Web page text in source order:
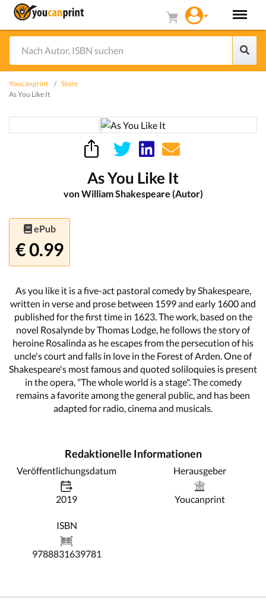
Youcanprint
Store
As You Like It
As You Like It
von William Shakespeare (Autor)
ePub
€ 0.99
As you like it is a five-act pastoral comedy by Shakespeare,
written in verse and prose between 1599 and early 1600 and
published for the first time in 1623. The work, based on the
novel Rosalynde by Thomas Lodge, he follows the story of
heroine Rosalinda as he escapes from the persecution of his
uncle's court and falls in love in the Forest of Arden. One of
Shakespeare's most famous and quoted soliloquies is present
in the opera, "The whole world is a stage". The comedy
remains a favorite among the general public, and has been
adapted for radio, cinema and musicals.
Redaktionelle Informationen
Veröffentlichungsdatum
2019
Herausgeber
Youcanprint
ISBN
9788831639781